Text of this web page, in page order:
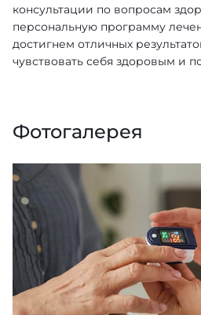
консультации по вопросам
персональную программу
достигнем отличных
чувствовать себя здоровым и
Фотогалерея